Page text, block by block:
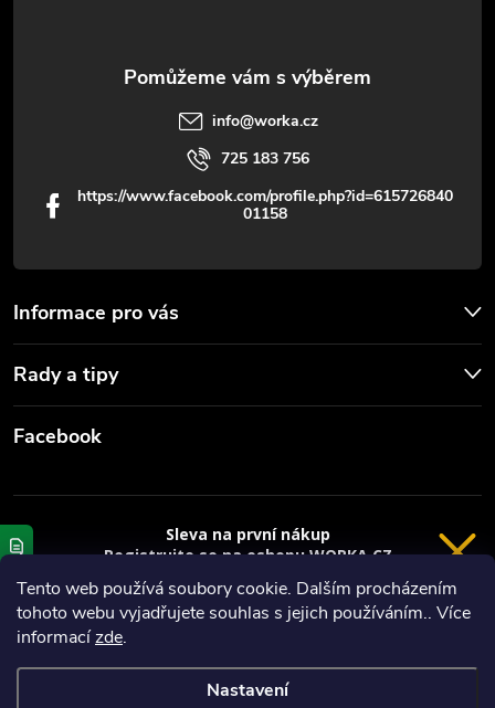
Tento web používá soubory cookie. Dalším procházením
tohoto webu vyjadřujete souhlas s jejich používáním.. Více
informacízde.
Nastavení
s
u
Informace pro vás
Rady a tipy
info@worka.cz
725 183 756
https://www.facebook.com/profile.php?id=615726840
01158
Facebook
Vytvořil Shoptet
Copyright 2026
Sleva na první nákup
Registrujte se na eshopu WORKA.CZ
sleva 100 Kč* na nákup je Vaše.
Registrace
Privacy policy
VRÁCENÍ 14 DNÍ